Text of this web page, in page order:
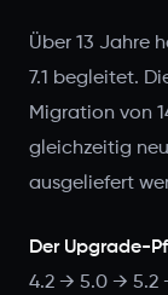
Über 13 Jahre
7.1 begleitet.
Migration von
gleichzeitig
ausgeliefert
Der Upgrade-
4.2 → 5.0 → 5.2